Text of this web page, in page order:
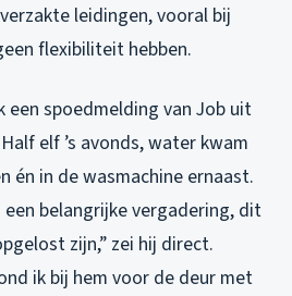
leidingen, vooral bij
flexibiliteit hebben.
een spoedmelding van Job uit
elf ’s avonds, water kwam
én in de wasmachine ernaast.
belangrijke vergadering, dit
zijn,” zei hij direct.
ik bij hem voor de deur met